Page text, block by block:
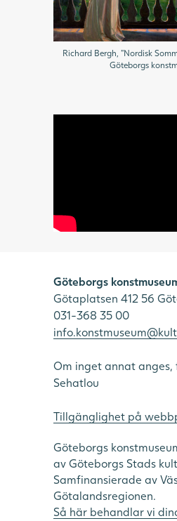
Richard Bergh, "Nordisk
Göteborgs
Göteborgs
Götaplatsen 412 56
031-368 35 00
Om inget annat anges,
Sehatlou
Tillgänglighet på
Göteborgs
av Göteborgs Stads
Samfinansierade av
Götalandsregionen.
Så här behandlar vi